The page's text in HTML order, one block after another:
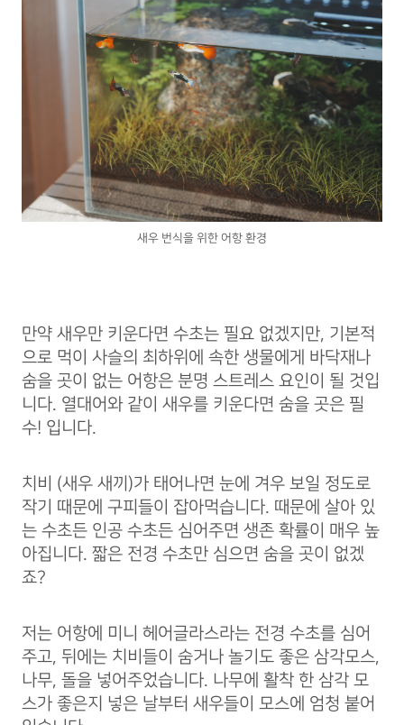
새우 번식을 위한 어항 환경
만약 새우만 키운다면 수초는 필요 없겠지만, 기본적
으로 먹이 사슬의 최하위에 속한 생물에게 바닥재나
숨을 곳이 없는 어항은 분명 스트레스 요인이 될 것입
니다. 열대어와 같이 새우를 키운다면 숨을 곳은 필
수! 입니다.
치비 (새우 새끼)가 태어나면 눈에 겨우 보일 정도로
작기 때문에 구피들이 잡아먹습니다. 때문에 살아 있
는 수초든 인공 수초든 심어주면 생존 확률이 매우 높
아집니다. 짧은 전경 수초만 심으면 숨을 곳이 없겠
죠?
저는 어항에 미니 헤어글라스라는 전경 수초를 심어
주고, 뒤에는 치비들이 숨거나 놀기도 좋은 삼각모스,
나무, 돌을 넣어주었습니다. 나무에 활착 한 삼각 모
스가 좋은지 넣은 날부터 새우들이 모스에 엄청 붙어